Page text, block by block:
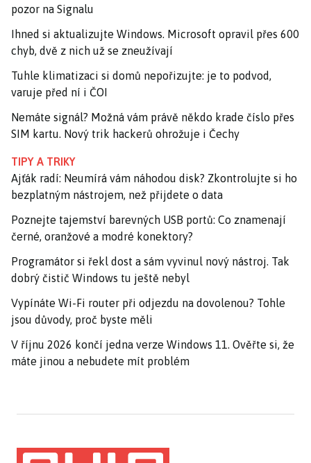
pozor na Signalu
Ihned si aktualizujte Windows. Microsoft opravil přes 600
chyb, dvě z nich už se zneužívají
Tuhle klimatizaci si domů nepořizujte: je to podvod,
varuje před ní i ČOI
Nemáte signál? Možná vám právě někdo krade číslo přes
SIM kartu. Nový trik hackerů ohrožuje i Čechy
TIPY A TRIKY
Ajťák radí: Neumírá vám náhodou disk? Zkontrolujte si ho
bezplatným nástrojem, než přijdete o data
Poznejte tajemství barevných USB portů: Co znamenají
černé, oranžové a modré konektory?
Programátor si řekl dost a sám vyvinul nový nástroj. Tak
dobrý čistič Windows tu ještě nebyl
Vypínáte Wi-Fi router při odjezdu na dovolenou? Tohle
jsou důvody, proč byste měli
V říjnu 2026 končí jedna verze Windows 11. Ověřte si, že
máte jinou a nebudete mít problém